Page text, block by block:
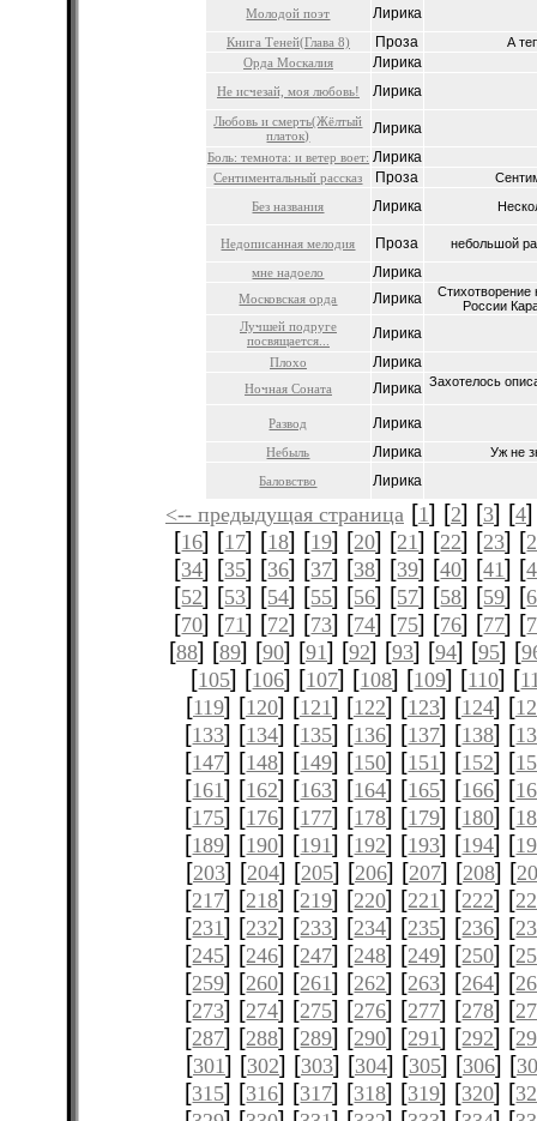
Молодой поэт Лирика
Книга Теней(Глава 8) Проза
А
Орда Москалия
Лирика
Не исчезай, моя любовь! Лирика
Любовь и смерть(Жёлтый
платок)
Лирика
Боль: темнота: и ветер воет: Лирика
Сентиментальный рассказ Проза
Без названия
Лирика
Недописанная мелодия Проза
небольшой
мне надоело
Лирика
Московская орда Лирика
Стихотворение
России
Лучшей подруге
посвящается...
Лирика
Плохо Лирика
Ночная Соната Лирика Захотелось
Развод Лирика
Небыль Лирика
Уж не
Баловство
Лирика
<-- предыдущая страница [1] [2] [3] [4
[16] [17] [18] [19] [20] [21] [22] [23] [
[34] [35] [36] [37] [38] [39] [40] [41] [
[52] [53] [54] [55] [56] [57] [58] [59] [
[70] [71] [72] [73] [74] [75] [76] [77] [
[88] [89] [90] [91] [92] [93] [94] [95] [
[105] [106] [107] [108] [109] [110] [
[119] [120] [121] [122] [123] [124] [
[133] [134] [135] [136] [137] [138] [
[147] [148] [149] [150] [151] [152] [
[161] [162] [163] [164] [165] [166] [
[175] [176] [177] [178] [179] [180] [
[189] [190] [191] [192] [193] [194] [
[203] [204] [205] [206] [207] [208] [
[217] [218] [219] [220] [221] [222] [
[231] [232] [233] [234] [235] [236] [
[245] [246] [247] [248] [249] [250] [
[259] [260] [261] [262] [263] [264] [
[273] [274] [275] [276] [277] [278] [
[287] [288] [289] [290] [291] [292] [
[301] [302] [303] [304] [305] [306] [
[315] [316] [317] [318] [319] [320] [